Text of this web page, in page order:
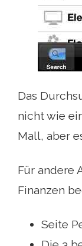
Das
nicht wie
Mall, aber
Für andere
Finanzen
Seite